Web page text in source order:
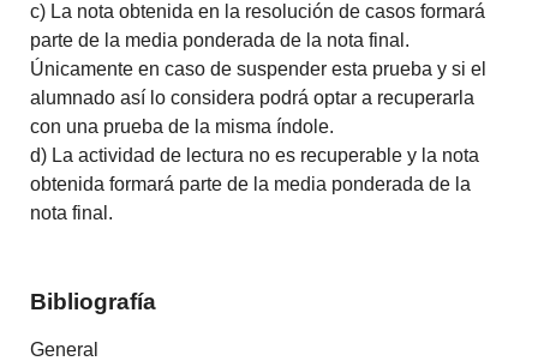
c) La nota obtenida en la resolución de casos formará
parte de la media ponderada de la nota final.
Únicamente en caso de suspender esta prueba y si el
alumnado así lo considera podrá optar a recuperarla
con una prueba de la misma índole.
d) La actividad de lectura no es recuperable y la nota
obtenida formará parte de la media ponderada de la
nota final.
Bibliografía
General